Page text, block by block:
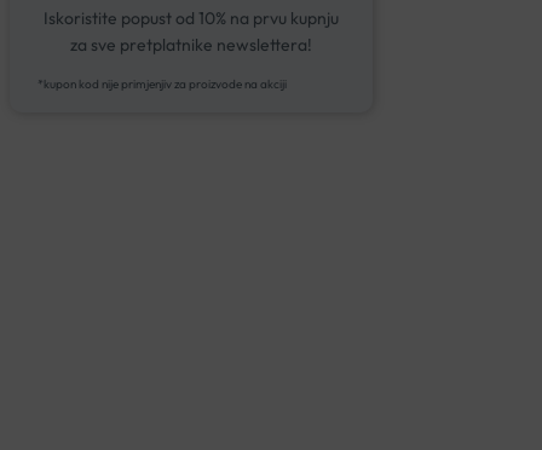
Iskoristite popust od 10% na prvu kupnju
za sve pretplatnike newslettera!
*kupon kod nije primjenjiv za proizvode na akciji